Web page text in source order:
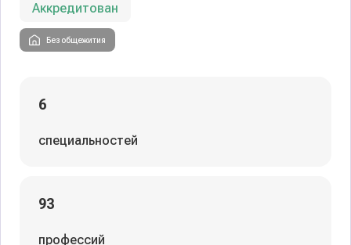
Аккредитован
Без общежития
6
специальностей
93
профессий